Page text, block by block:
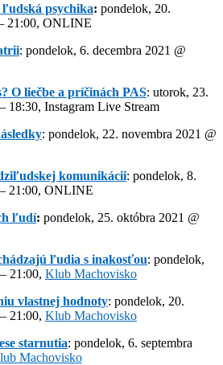
psychika: pondelok, 20.
21:00, ONLINE
: pondelok, 6. decembra 2021 @
O liečbe a príčinách PAS: utorok, 23.
18:30, Instagram Live Stream
: pondelok, 22. novembra 2021 @
komunikácii: pondelok, 8.
21:00, ONLINE
ľudí: pondelok, 25. októbra 2021 @
ľudia s inakosťou: pondelok,
21:00, Klub Machovisko
vlastnej hodnoty: pondelok, 20.
21:00, Klub Machovisko
starnutia: pondelok, 6. septembra
Machovisko